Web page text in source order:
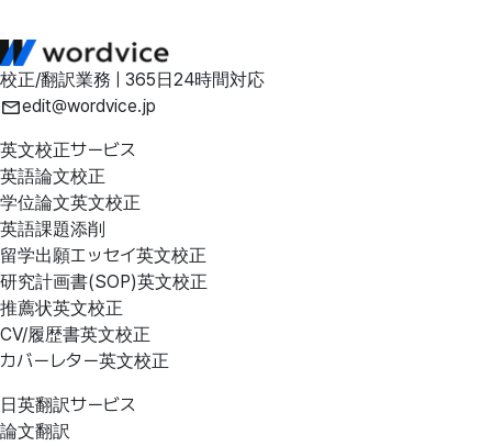
校正/翻訳業務 | 365日24時間対応
edit@wordvice.jp
英文校正サービス
英語論文校正
学位論文英文校正
英語課題添削
留学出願エッセイ英文校正
研究計画書(SOP)英文校正
推薦状英文校正
CV/履歴書英文校正
カバーレター英文校正
日英翻訳サービス
論文翻訳